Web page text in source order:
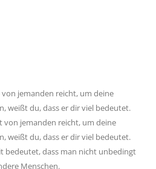
jemanden reicht, um deine
weißt du, dass er dir viel bedeutet.
von jemanden reicht, um deine
weißt du, dass er dir viel bedeutet.
bedeutet, dass man nicht unbedingt
Menschen.